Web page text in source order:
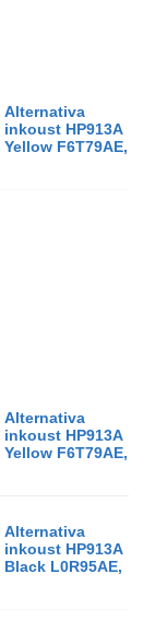
Alternativa
inkoust HP913A
Yellow F6T79AE,
Alternativa
inkoust HP913A
Yellow F6T79AE,
Alternativa
inkoust HP913A
Black L0R95AE,